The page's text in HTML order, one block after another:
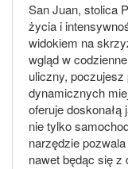
San Juan, stolica
życia i
widokiem na
wgląd w
uliczny, poczujesz
dynamicznych
oferuje
nie tylko
narzędzie
nawet będąc się z